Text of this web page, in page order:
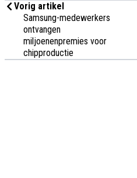
Vorig artikel
Samsung-medewerkers
ontvangen
miljoenenpremies voor
chipproductie